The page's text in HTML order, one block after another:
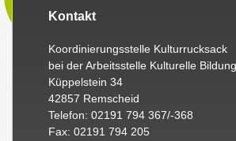
Kontakt
Koordinierungsstelle Kulturrucksack
bei der Arbeitsstelle Kulturelle
Küppelstein 34
42857 Remscheid
Telefon: 02191 794 367/-368
Fax: 02191 794 205